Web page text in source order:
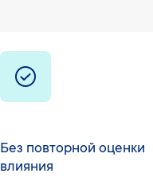
Без повторной оценки
влияния